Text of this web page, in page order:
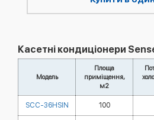
Касетні кондиціонери
Модель
Площа
приміщення,
м2
SCC-36HSIN 100